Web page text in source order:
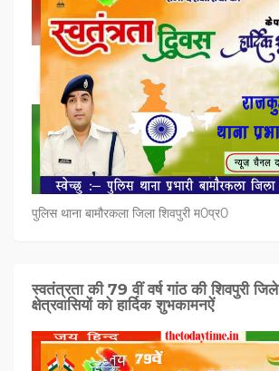
पुलिस थाना बामौरकला जिला शिवपुरी म0प्र0
स्वतंत्रता की 79 वीं वर्ष गांठ की शिवपुरी
क्षेत्रवासियों को हार्दिक शुभकामनऐं